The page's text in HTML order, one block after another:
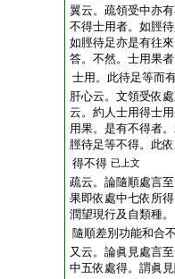
翼云。疏領受中亦
不得士用者。如脛
如脛待足亦是有往
答。不然。士用果
士用。此待足等而
肝心云。文領受依
云。約人士用得士
用果。是有不得者
脛待足等不得。此
得不得 已上文
疏云。論隨順處言
果即依處中七依所
潤望現行及自類種
隨順差別功能和合
又云。論眞見處言
中五依處得。謂眞